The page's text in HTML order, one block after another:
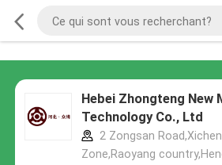
Hebei Zhongteng New
Technology Co., Ltd
2 Zongsan
Zone,Raoyang